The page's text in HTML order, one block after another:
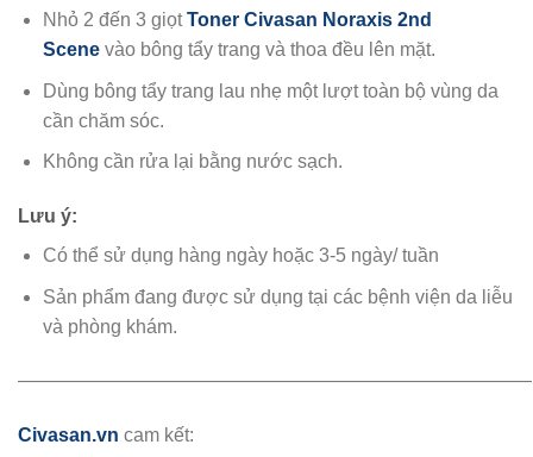
Nhỏ 2 đến 3 giọtToner Civasan Noraxis 2nd
Scenevào bông tẩy trang và thoa đều lên mặt.
Dùng bông tẩy trang lau nhẹ một lượt toàn bộ vùng da
cần chăm sóc.
Không cần rửa lại bằng nước sạch.
Lưu ý:
Có thể sử dụng hàng ngày hoặc 3-5 ngày/ tuần
Sản phẩm đang được sử dụng tại các bệnh viện da liễu
và phòng khám.
———————————————————————————
Civasan.vn cam kết: